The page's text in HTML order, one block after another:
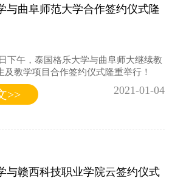
与曲阜师范大学合作签约仪式隆
下午，泰国格乐大学与曲阜师大继续教
及教学项目合作签约仪式隆重举行！
>> 2021-01-04
与赣西科技职业学院云签约仪式